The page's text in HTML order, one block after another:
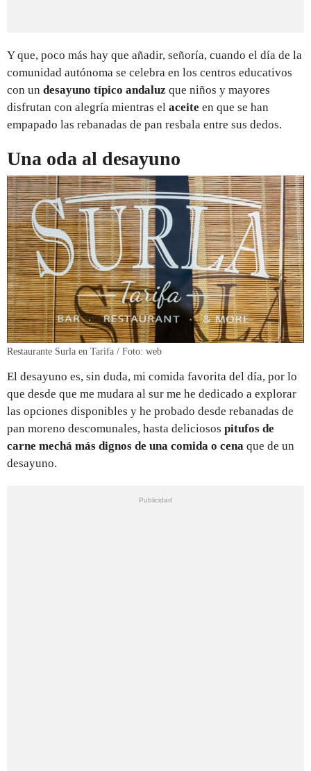
Y que, poco más hay que añadir, señoría, cuando el día de la
comunidad autónoma se celebra en los centros educativos
con un desayuno típico andaluz que niños y mayores
disfrutan con alegría mientras el aceite en que se han
empapado las rebanadas de pan resbala entre sus dedos.
Una oda al desayuno
Restaurante Surla en Tarifa / Foto: web
El desayuno es, sin duda, mi comida favorita del día, por lo
que desde que me mudara al sur me he dedicado a explorar
las opciones disponibles y he probado desde rebanadas de
pan moreno descomunales, hasta deliciosos pitufos de
carne mechá más dignos de una comida o cena que de un
desayuno.